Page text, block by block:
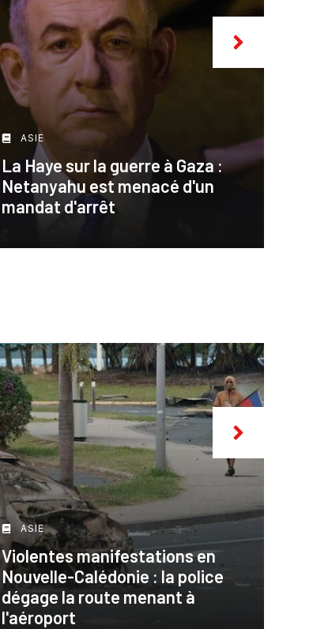
ASIE
La Haye sur la guerre à Gaza :
Netanyahu est menacé d'un
mandat d'arrêt
ASIE
Violentes manifestations en
Nouvelle-Calédonie : la police
dégage la route menant à
l'aéroport